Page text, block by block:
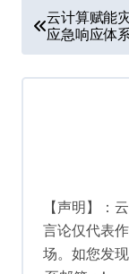
章
导
云计算赋能
应急响应体
【声明】：
言论仅代表
场。如您发